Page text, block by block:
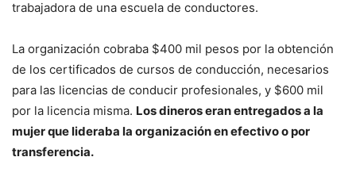
trabajadora de una escuela de conductores.
La organización cobraba $400 mil pesos por la obtención
de los certificados de cursos de conducción, necesarios
para las licencias de conducir profesionales, y $600 mil
por la licencia misma. Los dineros eran entregados a la
mujer que lideraba la organización en efectivo o por
transferencia.